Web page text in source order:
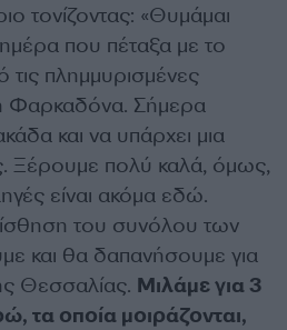
τονίζοντας: «Θυμάμαι
που πέταξα με το
πλημμυρισμένες
Φαρκαδόνα. Σήμερα
και να υπάρχει μια
Ξέρουμε πολύ καλά, όμως,
είναι ακόμα εδώ.
του συνόλου των
και θα δαπανήσουμε για
Θεσσαλίας. Μιλάμε για 3
τα οποία μοιράζονται,